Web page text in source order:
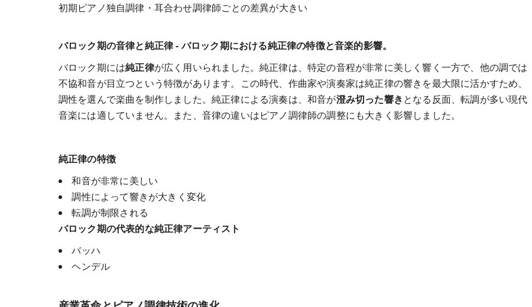
初期ピアノ独自調律・耳合わせ調律師ごとの差異が大きい
バロック期の音律と純正律 - バロック期における純正律の特徴と音楽的影響。
バロック期には純正律が広く用いられました。純正律は、特定の音程が非常に美しく響く一方で、他の調では
不協和音が目立つという特徴があります。この時代、作曲家や演奏家は純正律の響きを最大限に活かすため、
調性を選んで楽曲を制作しました。純正律による演奏は、和音が澄み切った響きとなる反面、転調が多い現代
音楽には適していません。また、音律の違いはピアノ調律師の調整にも大きく影響しました。
純正律の特徴
和音が非常に美しい
調性によって響きが大きく変化
転調が制限される
バロック期の代表的な純正律アーティスト
バッハ
ヘンデル